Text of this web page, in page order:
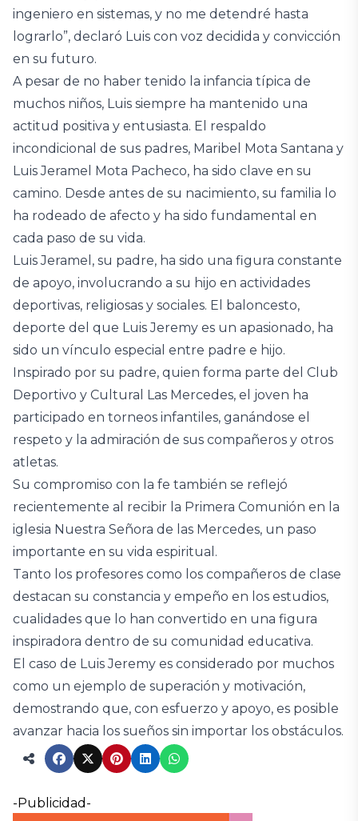
ingeniero en sistemas, y no me detendré hasta
lograrlo”, declaró Luis con voz decidida y convicción
en su futuro.
A pesar de no haber tenido la infancia típica de
muchos niños, Luis siempre ha mantenido una
actitud positiva y entusiasta. El respaldo
incondicional de sus padres, Maribel Mota Santana y
Luis Jeramel Mota Pacheco, ha sido clave en su
camino. Desde antes de su nacimiento, su familia lo
ha rodeado de afecto y ha sido fundamental en
cada paso de su vida.
Luis Jeramel, su padre, ha sido una figura constante
de apoyo, involucrando a su hijo en actividades
deportivas, religiosas y sociales. El baloncesto,
deporte del que Luis Jeremy es un apasionado, ha
sido un vínculo especial entre padre e hijo.
Inspirado por su padre, quien forma parte del Club
Deportivo y Cultural Las Mercedes, el joven ha
participado en torneos infantiles, ganándose el
respeto y la admiración de sus compañeros y otros
atletas.
Su compromiso con la fe también se reflejó
recientemente al recibir la Primera Comunión en la
iglesia Nuestra Señora de las Mercedes, un paso
importante en su vida espiritual.
Tanto los profesores como los compañeros de clase
destacan su constancia y empeño en los estudios,
cualidades que lo han convertido en una figura
inspiradora dentro de su comunidad educativa.
El caso de Luis Jeremy es considerado por muchos
como un ejemplo de superación y motivación,
demostrando que, con esfuerzo y apoyo, es posible
avanzar hacia los sueños sin importar los obstáculos.
-Publicidad-